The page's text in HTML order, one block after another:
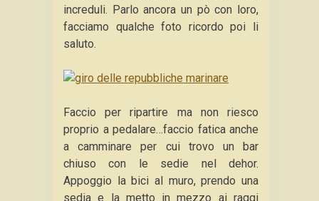
increduli. Parlo ancora un pò con loro,
facciamo qualche foto ricordo poi li
saluto.
Faccio per ripartire ma non riesco
proprio a pedalare…faccio fatica anche
a camminare per cui trovo un bar
chiuso con le sedie nel dehor.
Appoggio la bici al muro, prendo una
sedia e la metto in mezzo ai raggi